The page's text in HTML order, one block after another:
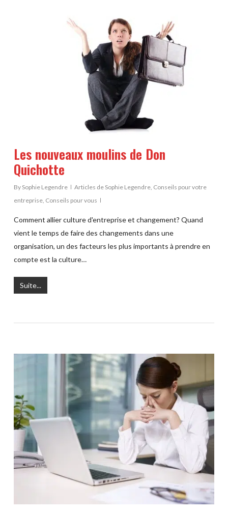
Les nouveaux moulins de Don
Quichotte
By Sophie Legendre Articles de Sophie Legendre, Conseils pour votre
entreprise, Conseils pour vous
Comment allier culture d'entreprise et changement? Quand
vient le temps de faire des changements dans une
organisation, un des facteurs les plus importants à prendre en
compte est la culture…
Suite...